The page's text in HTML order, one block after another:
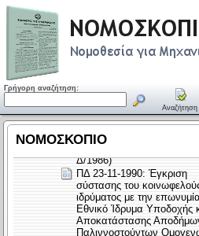
Γρήγορη αναζήτηση:
Αναζήτηση